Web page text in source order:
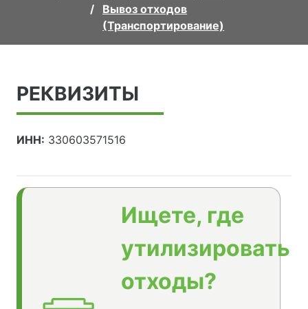
Вывоз отходов
(Транспортирование)
РЕКВИЗИТЫ
ИНН: 330603571516
Ищете, где
утилизировать
отходы?